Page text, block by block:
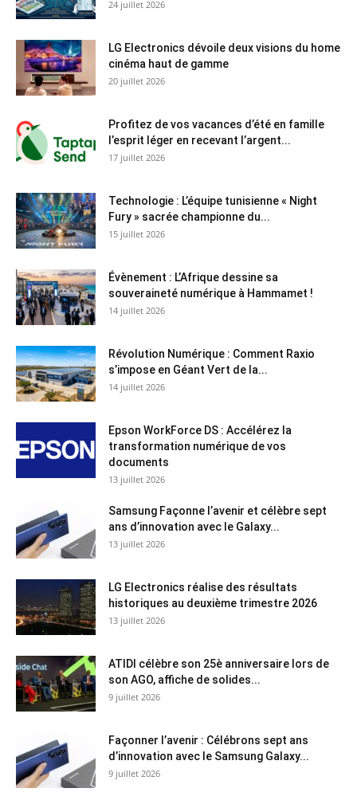
24 juillet 2026
LG Electronics dévoile deux visions du home
cinéma haut de gamme
20 juillet 2026
Profitez de vos vacances d’été en famille
l’esprit léger en recevant l’argent...
17 juillet 2026
Technologie : L’équipe tunisienne « Night
Fury » sacrée championne du...
15 juillet 2026
Évènement : L’Afrique dessine sa
souveraineté numérique à Hammamet !
14 juillet 2026
Révolution Numérique : Comment Raxio
s’impose en Géant Vert de la...
14 juillet 2026
Epson WorkForce DS : Accélérez la
transformation numérique de vos
documents
13 juillet 2026
Samsung Façonne l’avenir et célèbre sept
ans d’innovation avec le Galaxy...
13 juillet 2026
LG Electronics réalise des résultats
historiques au deuxième trimestre 2026
13 juillet 2026
ATIDI célèbre son 25è anniversaire lors de
son AGO, affiche de solides...
9 juillet 2026
Façonner l’avenir : Célébrons sept ans
d’innovation avec le Samsung Galaxy...
9 juillet 2026